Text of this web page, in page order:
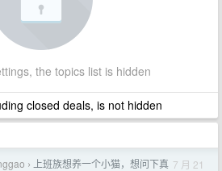
the topics list is hidden
closed deals, is not hidden
›
上班族想养一个小猫，想问下真 7 月 21